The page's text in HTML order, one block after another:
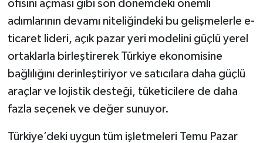
ofisini açması gibi son dönemdeki önemli
adımlarının devamı niteliğindeki bu gelişmelerle e-
ticaret lideri, açık pazar yeri modelini güçlü yerel
ortaklarla birleştirerek Türkiye ekonomisine
bağlılığını derinleştiriyor ve satıcılara daha güçlü
araçlar ve lojistik desteği, tüketicilere de daha
fazla seçenek ve değer sunuyor.
Türkiye’deki uygun tüm işletmeleri Temu Pazar